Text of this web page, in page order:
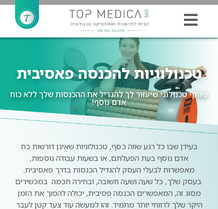
טכנולוגיות להכנסה פאסיבית
שותף טכנולוגי שיעזור לך להגדיל את ההכנסות שלך ללא כוח
אדם נוסף!
בעידן שבו כל רגע שווה כסף, טכנולוגיות שאינן דורשות כח
אדם נוסף בעת הפעלתם, או בשעות עבודה נוספות,
מאפשרות לבעלי העסק להגדיל הכנסות בדרך פאסיבית.
בעסק שלך, כל שעה ושעה חשובה, ובחירה חכמה במכשירים
מסוג זה, המאפשרים הכנסה פסיבית, יכולה להפוך את הזמן
היקר שלך לרווחי יותר מתמיד. זהו למעשה עוד צעד קטן לעבר